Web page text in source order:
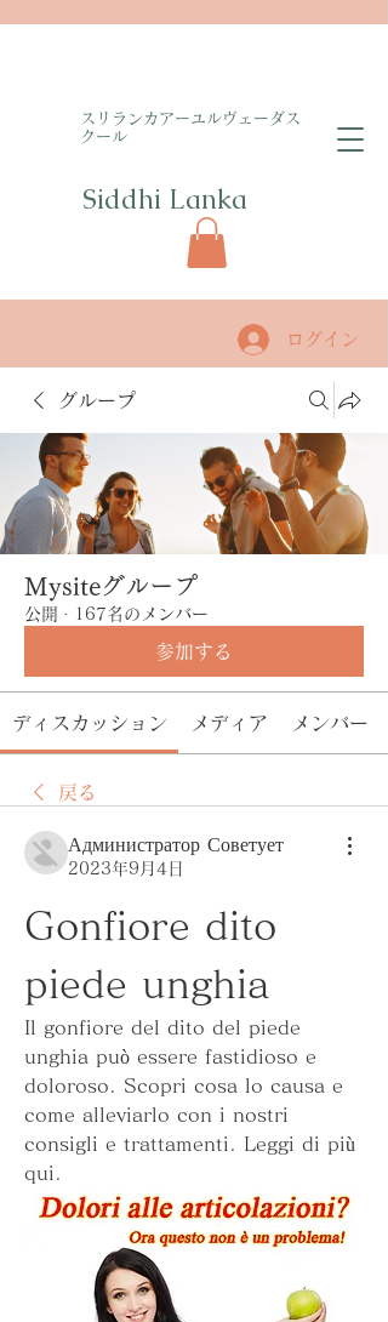
​スリランカアーユルヴェーダス
クール
Siddhi Lanka​
ログイン
グループ
Mysiteグループ
公開 · 167名のメンバー
参加する
ディスカッション メディア メンバー
戻る
Администратор Советует
2023年9月4日
Gonfiore dito
piede unghia
Il gonfiore del dito del piede
unghia può essere fastidioso e
doloroso. Scopri cosa lo causa e
come alleviarlo con i nostri
consigli e trattamenti. Leggi di più
qui.